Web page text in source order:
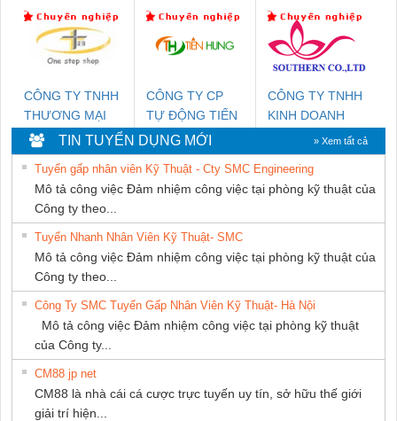
THUẬT ĐIỆN CƠ
GIA HƯNG
CÔNG TY TNHH
THƯƠNG MẠI
THIÊN ÂN VIỆT
NAM
CÔNG TY CP
TỰ ĐỘNG TIẾN
HƯNG
CÔNG TY TNHH
KINH DOANH
DỊCH VỤ XNK
PHƯƠNG NAM
TIN TUYỂN DỤNG MỚI » Xem tất cả
Tuyển gấp nhân viên Kỹ Thuật - Cty SMC Engineering
Mô tả công việc Đảm nhiệm công việc tại phòng kỹ thuật của
Công ty theo...
Tuyển Nhanh Nhân Viên Kỹ Thuật- SMC
Mô tả công việc Đảm nhiệm công việc tại phòng kỹ thuật của
Công ty theo...
Công Ty SMC Tuyển Gấp Nhân Viên Kỹ Thuật- Hà Nội
Mô tả công việc Đảm nhiệm công việc tại phòng kỹ thuật
của Công ty...
CM88 jp net
CM88 là nhà cái cá cược trực tuyến uy tín, sở hữu thế giới
giải trí hiện...